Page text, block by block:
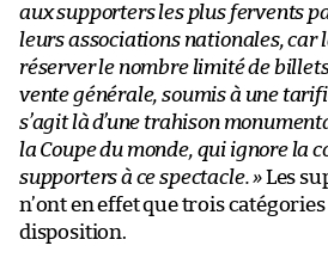
aux supporters les plus fervents
leurs associations nationales, car
réserver le nombre limité de
vente générale, soumis à une
s’agit là d’une trahison
la Coupe du monde, qui ignore la
supporters à ce spectacle. »Les
n’ont en effet que trois
disposition.